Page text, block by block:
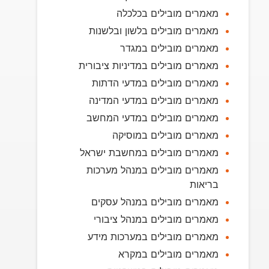
מאמרים מובילים בכלכלה
מאמרים מובילים בלשון ובלשנות
מאמרים מובילים במגדר
מאמרים מובילים במדיניות ציבורית
מאמרים מובילים במדעי הדתות
מאמרים מובילים במדעי המדינה
מאמרים מובילים במדעי המחשב
מאמרים מובילים במוסיקה
מאמרים מובילים במחשבת ישראל
מאמרים מובילים במנהל מערכות
בריאות
מאמרים מובילים במנהל עסקים
מאמרים מובילים במנהל ציבורי
מאמרים מובילים במערכות מידע
מאמרים מובילים במקרא